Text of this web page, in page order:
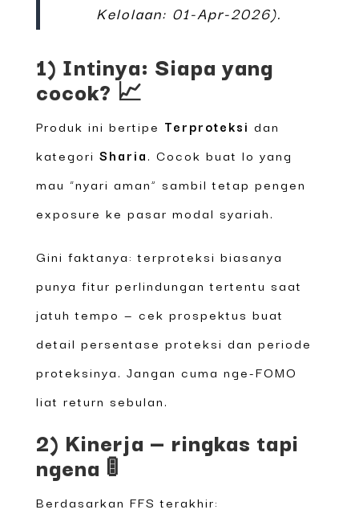
Kelolaan: 01-Apr-2026).
1) Intinya: Siapa yang
cocok? 📈
Produk ini bertipe Terproteksi dan
kategori Sharia. Cocok buat lo yang
mau “nyari aman” sambil tetap pengen
exposure ke pasar modal syariah.
Gini faktanya: terproteksi biasanya
punya fitur perlindungan tertentu saat
jatuh tempo — cek prospektus buat
detail persentase proteksi dan periode
proteksinya. Jangan cuma nge-FOMO
liat return sebulan.
2) Kinerja — ringkas tapi
ngena 🚦
Berdasarkan FFS terakhir: